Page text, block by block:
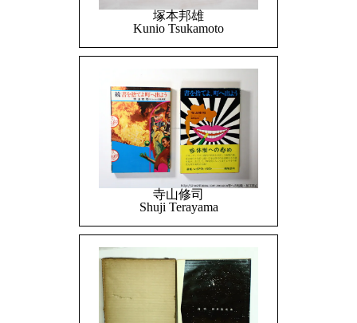
塚本邦雄
Kunio Tsukamoto
寺山修司
Shuji Terayama